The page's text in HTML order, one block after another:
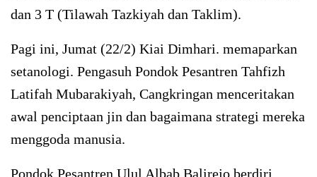
dan 3 T (Tilawah Tazkiyah dan Taklim).
Pagi ini, Jumat (22/2) Kiai Dimhari. memaparkan
setanologi. Pengasuh Pondok Pesantren Tahfizh
Latifah Mubarakiyah, Cangkringan menceritakan
awal penciptaan jin dan bagaimana strategi mereka
menggoda manusia.
Pondok Pesantren Ulul Albab Balirejo berdiri